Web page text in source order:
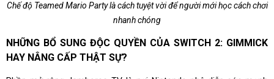
Chế độ Teamed Mario Party là cách tuyệt vời để người mới học cách chơi
nhanh chóng
NHỮNG BỔ SUNG ĐỘC QUYỀN CỦA SWITCH 2: GIMMICK
HAY NÂNG CẤP THẬT SỰ?